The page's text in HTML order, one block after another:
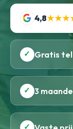
4,8
✓ Gratis
✓ 3